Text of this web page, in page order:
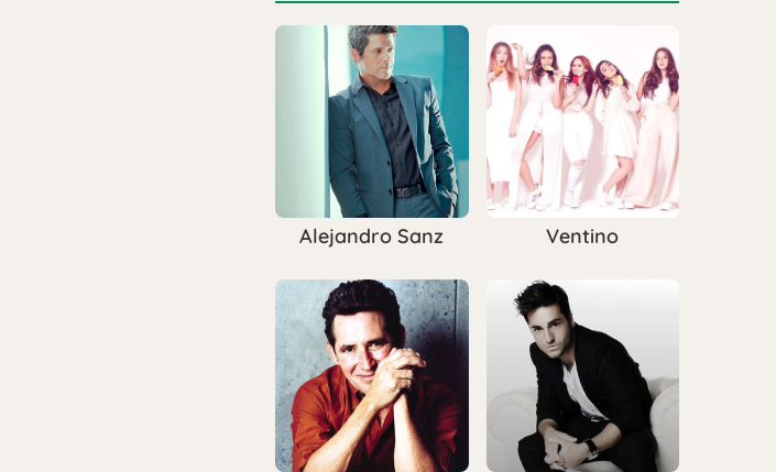
Alejandro Sanz Ventino